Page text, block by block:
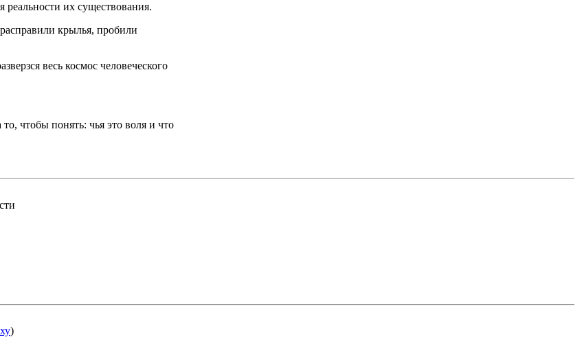
реальности их существования.
крылья, пробили
весь космос человеческого
чтобы понять: чья это воля и что
)